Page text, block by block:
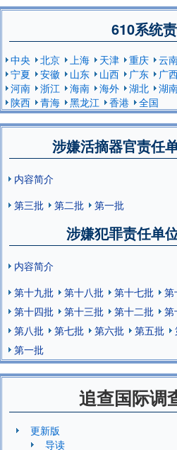
610系统
中央 北京 上海 天津 重庆 云
宁夏
安徽 山东 山西 广东 广
河南
浙江 海南 海外 湖北 湖
陕西
青海 黑龙江 香港 全国
涉嫌活摘器官责任
内容简介
第三批
第二批 第一批
涉嫌犯罪责任单
内容简介
第十九批
第十八批 第十七批 第
第十四批
第十三批 第十二批 第
第八批
第七批 第六批 第五批
第一批
追查国际调
更新版
导读